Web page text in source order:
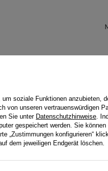
soziale Funktionen anzubieten,
von unseren vertrauenswürdigen
Sie unter Datenschutzhinweise.
gespeichert werden. Sie
„Zustimmungen konfigurieren“
dem jeweiligen Endgerät löschen.